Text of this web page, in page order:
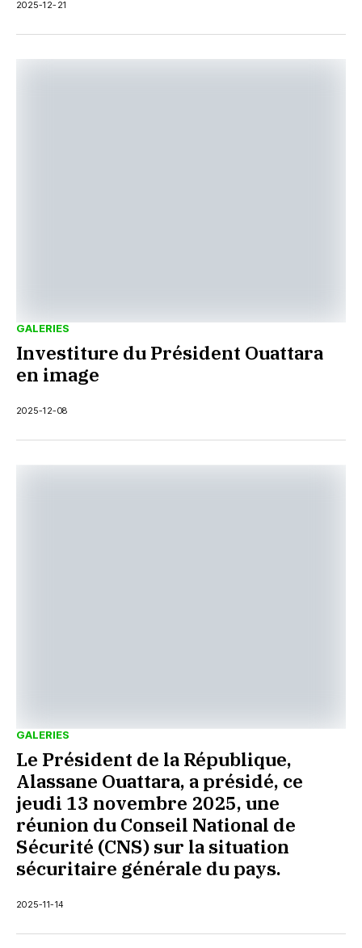
2025-12-21
GALERIES
Investiture du Président Ouattara
en image
2025-12-08
GALERIES
Le Président de la République,
Alassane Ouattara, a présidé, ce
jeudi 13 novembre 2025, une
réunion du Conseil National de
Sécurité (CNS) sur la situation
sécuritaire générale du pays.
2025-11-14